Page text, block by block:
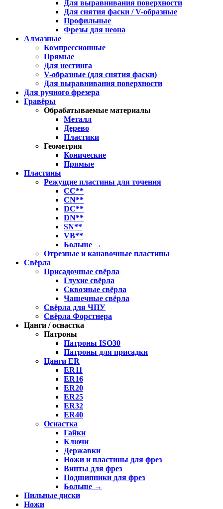
Для выравнивания поверхности
Для снятия фаски / V-образные
Профильные
Фрезы для неона
Алмазные
Компрессионные
Прямые
Для нестинга
V-образные (для снятия фаски)
Для выравнивания поверхности
Для ручного фрезера
Гравёры
Обрабатываемые материалы
Металл
Дерево
Пластики
Геометрия
Конические
Прямые
Пластины
Режущие пластины для точения
CC**
CN**
DC**
DN**
SN**
VB**
Больше →
Отрезные и канавочные пластины
Свёрла
Присадочные свёрла
Глухие свёрла
Сквозные свёрла
Чашечные свёрла
Свёрла для ЧПУ
Свёрла Форстнера
Цанги / оснастка
Патроны
Патроны ISO30
Патроны для присадки
Цанги ER
ER11
ER16
ER20
ER25
ER32
ER40
Оснастка
Гайки
Ключи
Державки
Ножи и пластины для фрез
Винты для фрез
Подшипники для фрез
Больше →
Пильные диски
Ножи